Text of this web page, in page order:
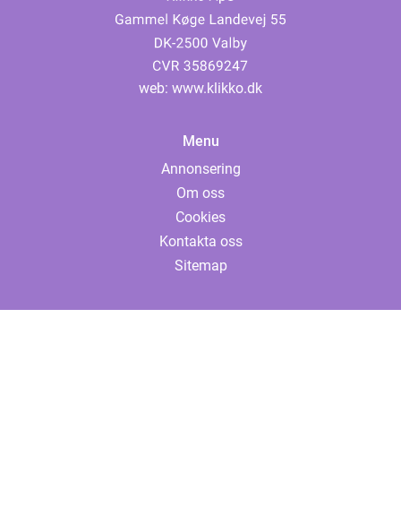
web: www.klikko.dk
Menu
Annonsering
Om oss
Cookies
Kontakta oss
Sitemap